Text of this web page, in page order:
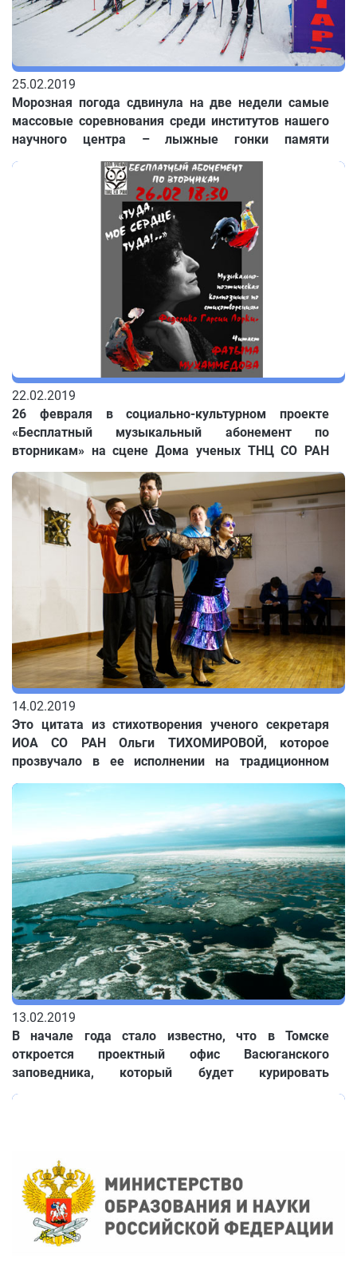
25.02.2019
Морозная погода сдвинула на две недели самые
массовые соревнования среди институтов нашего
научного центра – лыжные гонки памяти
академика В.Е. Зуева. С каким нетерпением их
ждали любители зимних видов спорта!
22.02.2019
26 февраля в социально-культурном проекте
«Бесплатный музыкальный абонемент по
вторникам» на сцене Дома ученых ТНЦ СО РАН
будет представлена музыкально-поэтическая
композиция на стихи испанского поэта Федерико
Гарсиа Лорки.
14.02.2019
Это цитата из стихотворения ученого секретаря
ИОА СО РАН Ольги ТИХОМИРОВОЙ, которое
прозвучало в ее исполнении на традиционном
научном концерте. Да, так повелось, что вот уже
несколько лет сотрудники учреждений Томского
Академгородка встречают профессиональный
праздник, блистая своими талантами на сцене
Дома ученых ТНЦ СО РАН.
13.02.2019
В начале года стало известно, что в Томске
откроется проектный офис Васюганского
заповедника, который будет курировать
природные комплексы и объекты Большого